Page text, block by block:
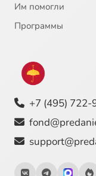
Им помогли
Программы
+7 (495) 722-